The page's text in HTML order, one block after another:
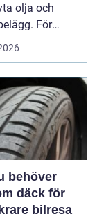
olja och
För
bilen
behöver
däck för
bilresa